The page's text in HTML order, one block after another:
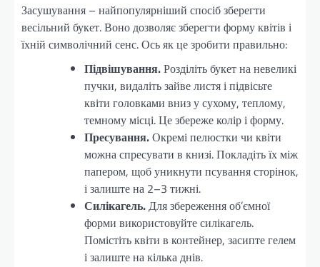
Засушування – найпопулярніший спосіб зберегти
весільний букет. Воно дозволяє зберегти форму квітів і
їхній символічний сенс. Ось як це зробити правильно:
Підвішування.Розділіть букет на невеликі
пучки, видаліть зайве листя і підвісьте
квіти головками вниз у сухому, теплому,
темному місці. Це збереже колір і форму.
Пресування.Окремі пелюстки чи квіти
можна спресувати в книзі. Покладіть їх між
папером, щоб уникнути псування сторінок,
і залиште на 2–3 тижні.
Силікагель.Для збереження об’ємної
форми використовуйте силікагель.
Помістіть квіти в контейнер, засипте гелем
і залиште на кілька днів.